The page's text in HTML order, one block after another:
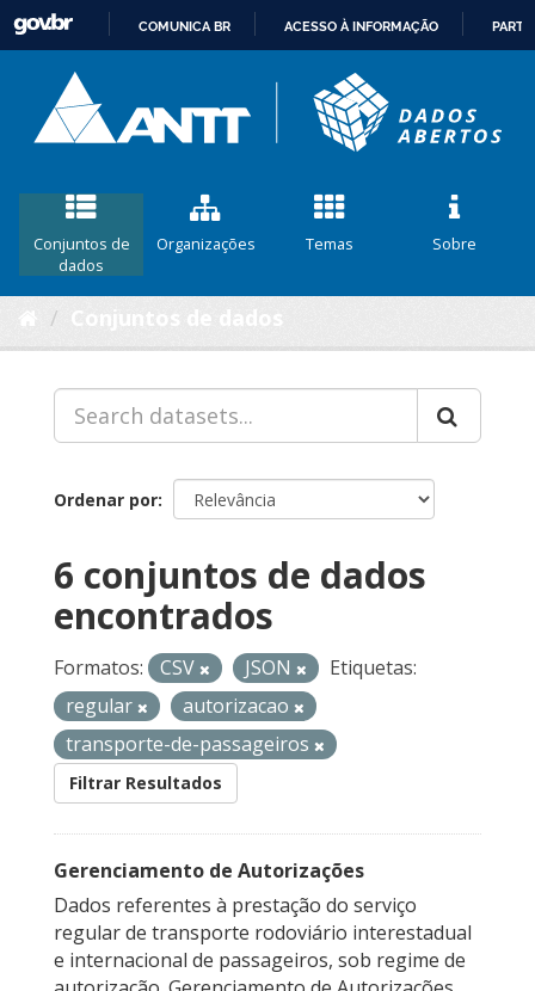
CONTEÚDO
COMUNICA BR ACESSO À INFORMAÇÃO
Conjuntos de
dados
Organizações Temas Sobre
Ordenar por
6 conjuntos de dados
encontrados
Formatos: CSV JSON
Etiquetas:
regular
autorizacao
transporte-de-passageiros
Filtrar Resultados
Gerenciamento de Autorizações
Dados referentes à prestação do serviço
regular de transporte rodoviário interestadual
e internacional de passageiros, sob regime de